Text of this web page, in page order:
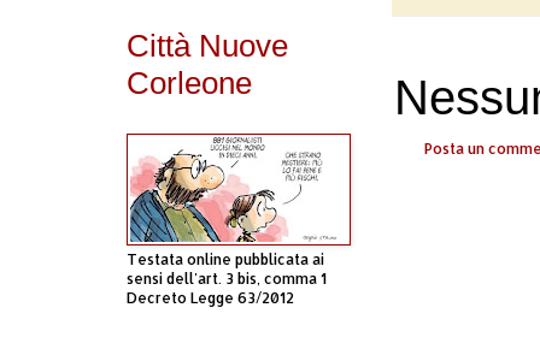
Posta un
Città Nuove
Corleone
Testata online pubblicata ai
sensi dell'art. 3 bis, comma 1
Decreto Legge 63/2012